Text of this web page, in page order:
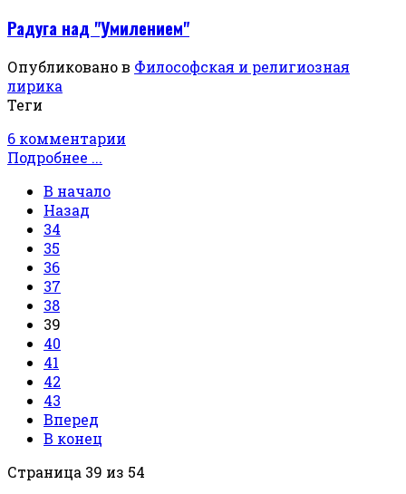
Радуга над "Умилением"
Опубликовано в Философская и религиозная
лирика
Теги
6 комментарии
Подробнее ...
В начало
Назад
34
35
36
37
38
39
40
41
42
43
Вперед
В конец
Страница 39 из 54